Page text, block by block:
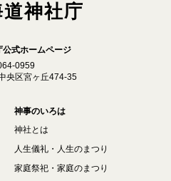
神社庁
公式ホームページ
0959
央区宮ヶ丘474-35
神事のいろは
神社とは
人生儀礼・人生のまつり
家庭祭祀・家庭のまつり